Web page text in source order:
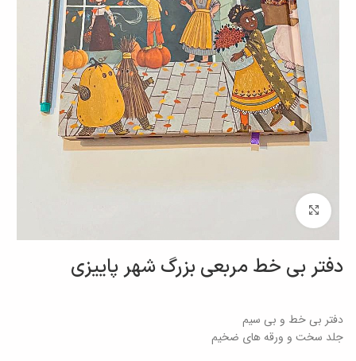
برای بزرگنمایی کلیک کنید
دفتر بی خط مربعی بزرگ شهر پاییزی
دفتر بی خط و بی سیم
جلد سخت و ورقه های ضخیم